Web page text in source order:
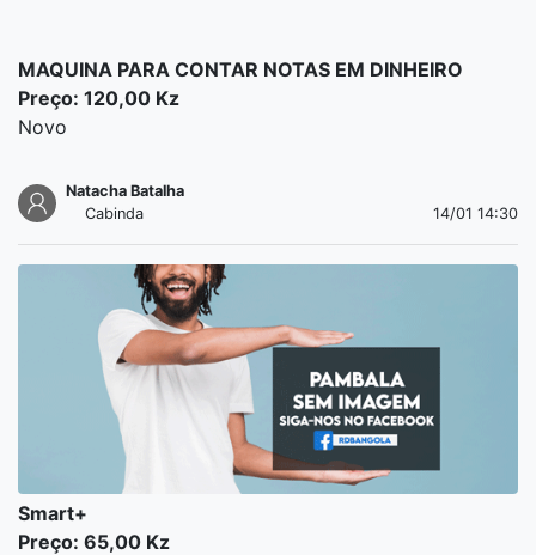
MAQUINA PARA CONTAR NOTAS EM DINHEIRO
Preço: 120,00 Kz
Novo
Natacha Batalha
Cabinda
14/01 14:30
Smart+
Preço: 65,00 Kz